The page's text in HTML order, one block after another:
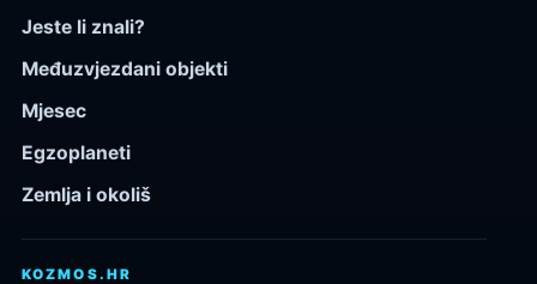
Jeste li znali?
Međuzvjezdani objekti
Mjesec
Egzoplaneti
Zemlja i okoliš
KOZMOS.HR